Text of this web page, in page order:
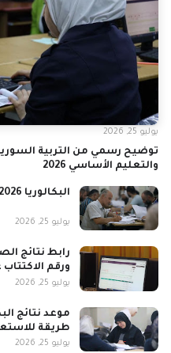
توضيح رسمي من التربية
والتعليم الأساسي 2026
يوليو 25, 2026
البكالوريا 2026 موعد النتائج وطريقة الاستعلام
يوليو 25, 2026
ورقم الاكتتاب
يوليو 25, 2026
طريقة
يوليو 25, 2026